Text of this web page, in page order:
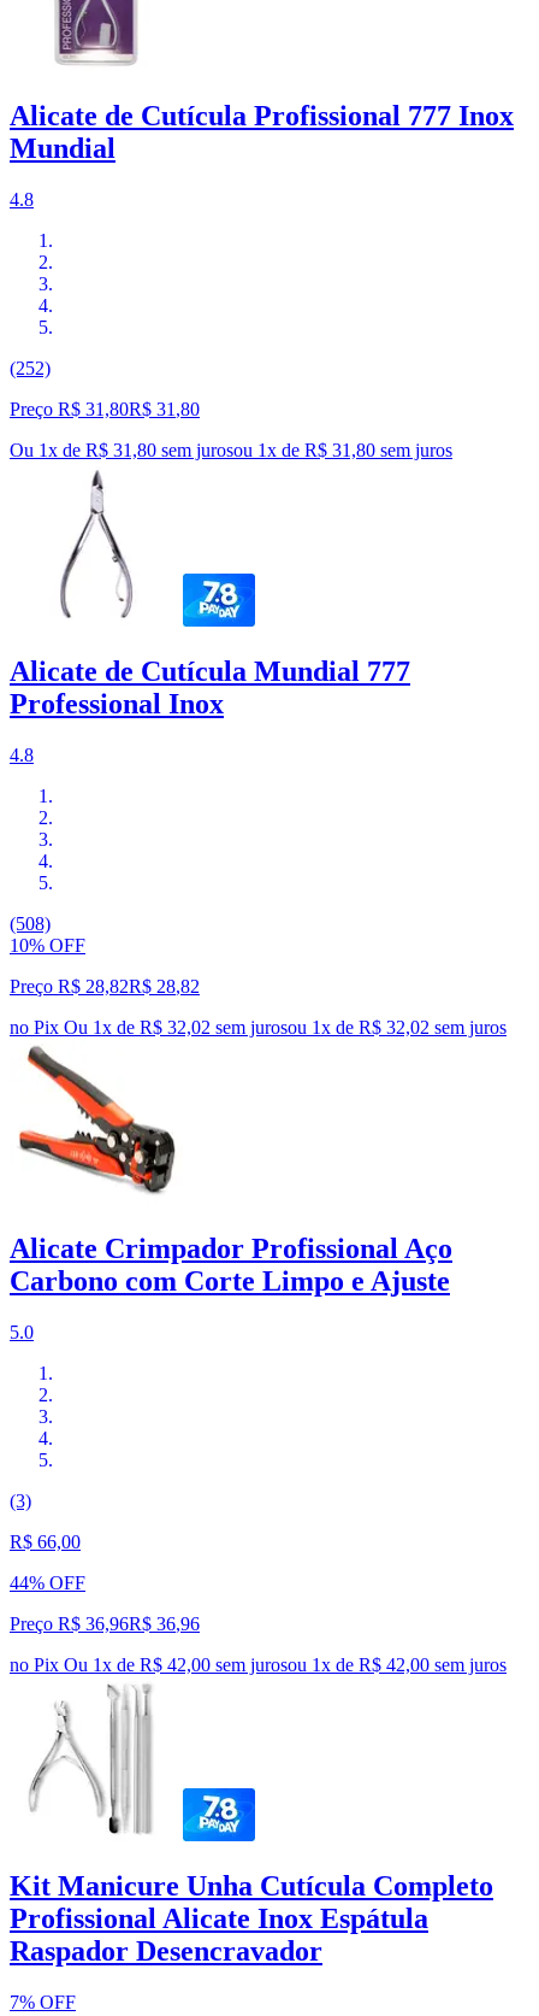
Alicate de Cutícula Profissional 777 Inox
Mundial
4.8
(252)
Preço R$ 31,80R$ 31 ,80
Ou 1x de R$ 31,80 sem jurosou 1x de R$ 31,80 sem juros
Alicate de Cutícula Mundial 777
Professional Inox
4.8
(508)
10% OFF
Preço R$ 28,82R$ 28,82
no Pix Ou 1x de R$ 32,02 sem jurosou 1x de R$ 32,02 sem juros
Alicate Crimpador Profissional Aço
Carbono com Corte Limpo e Ajuste
5.0
(3)
R$ 66,00
44% OFF
Preço R$ 36,96R$ 36,96
no Pix Ou 1x de R$ 42,00 sem jurosou 1x de R$ 42,00 sem juros
Kit Manicure Unha Cutícula Completo
Profissional Alicate Inox Espátula
Raspador Desencravador
7% OFF